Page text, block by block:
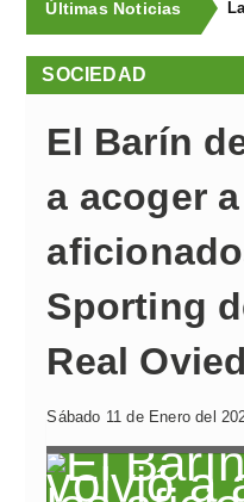
Últimas Noticias
SOCIEDAD
El Barín
a acoger
Sporting
Real
Sábado 11 de Enero del